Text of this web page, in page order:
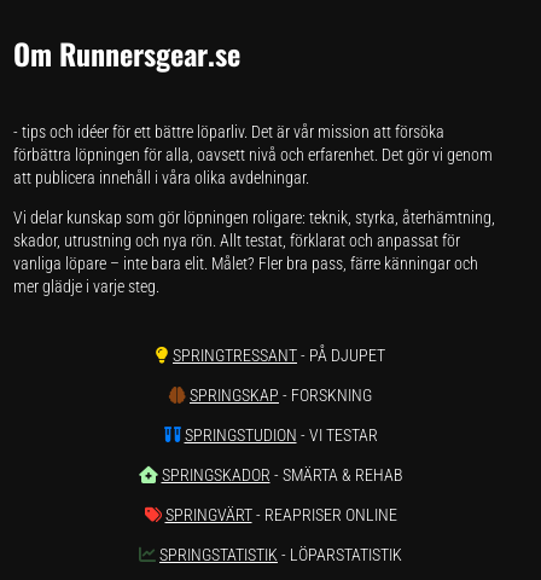
Om Runnersgear.se
- tips och idéer för ett bättre löparliv. Det är vår mission att försöka
förbättra löpningen för alla, oavsett nivå och erfarenhet. Det gör vi genom
att publicera innehåll i våra olika avdelningar.
Vi delar kunskap som gör löpningen roligare: teknik, styrka, återhämtning,
skador, utrustning och nya rön. Allt testat, förklarat och anpassat för
vanliga löpare – inte bara elit. Målet? Fler bra pass, färre känningar och
mer glädje i varje steg.
SPRINGTRESSANT- PÅ DJUPET
SPRINGSKAP - FORSKNING
SPRINGSTUDION - VI TESTAR
SPRINGSKADOR - SMÄRTA & REHAB
SPRINGVÄRT- REAPRISER ONLINE
SPRINGSTATISTIK- LÖPARSTATISTIK